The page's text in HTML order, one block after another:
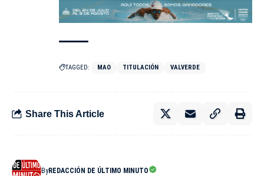
TAGGED: MAO TITULACIÓN VALVERDE
Share This Article
ByREDACCIÓN DE ÚLTIMO MINUTO